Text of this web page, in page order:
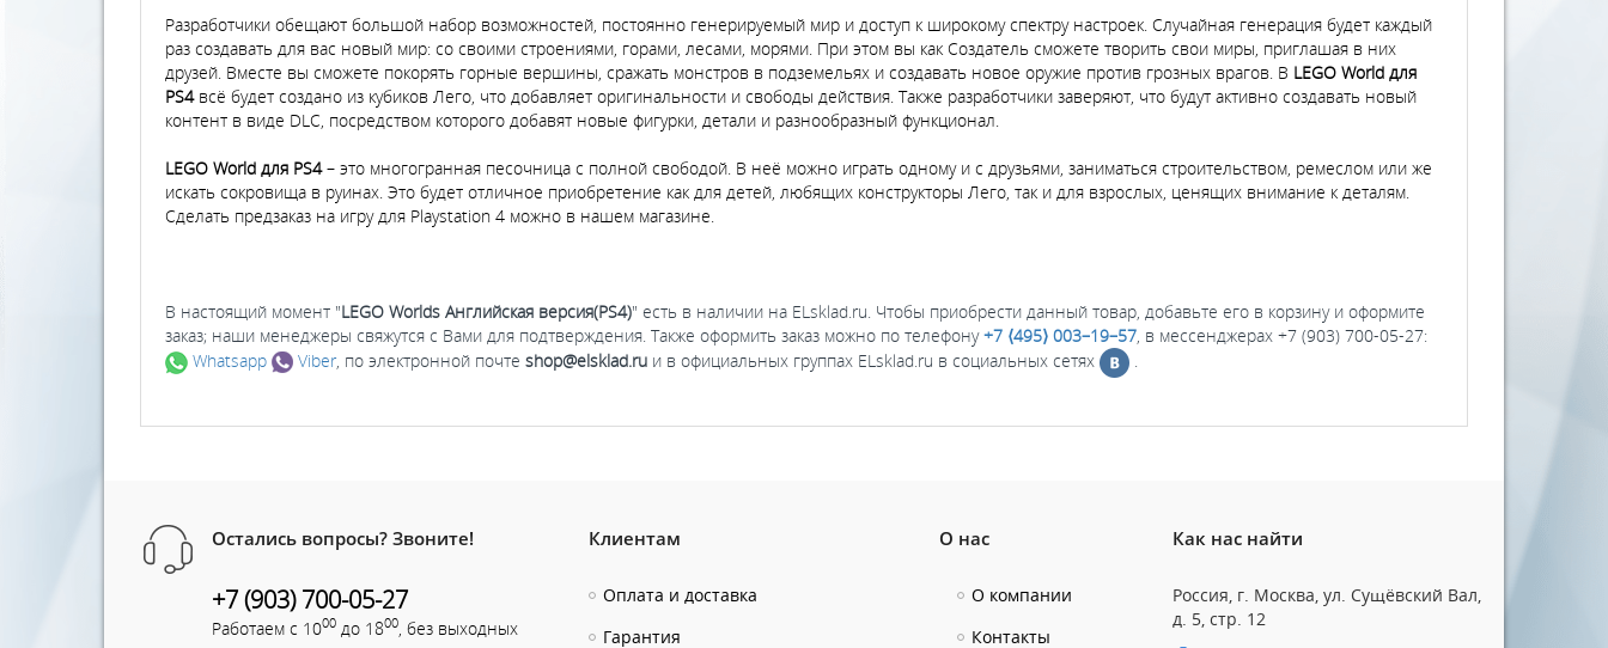
Разработчики обещают большой набор возможностей, постоянно генерируемый мир и доступ к широкому спектру настроек. Случайная генерация будет каждый
раз создавать для вас новый мир: со своими строениями, горами, лесами, морями. При этом вы как Создатель сможете творить свои миры, приглашая в них
друзей. Вместе вы сможете покорять горные вершины, сражать монстров в подземельях и создавать новое оружие против грозных врагов. В LEGO World для
PS4всё будет создано из кубиков Лего, что добавляет оригинальности и свободы действия. Также разработчики заверяют, что будут активно создавать новый
контент в виде DLC, посредством которого добавят новые фигурки, детали и разнообразный функционал.
LEGO World для PS4– это многогранная песочница с полной свободой. В неё можно играть одному и с друзьями, заниматься строительством, ремеслом или же
искать сокровища в руинах. Это будет отличное приобретение как для детей, любящих конструкторы Лего, так и для взрослых, ценящих внимание к деталям.
Сделать предзаказ на игру для Playstation 4 можно в нашем магазине.
В настоящий момент "LEGO Worlds Английская версия(PS4)" есть в наличии на ELsklad.ru. Чтобы приобрести данный товар, добавьте его в корзину и оформите
заказ; наши менеджеры свяжутся с Вами для подтверждения. Также оформить заказ можно по телефону+7 ⟨495⟩ 003–19–57 , в мессенджерах +7 (903) 700-05-27:
Whatsapp
Viber, по электронной почте shop@elsklad.ru и в официальных группах ELsklad.ru в социальных сетях .
Остались вопросы? Звоните!
+7 (903) 700-05-27
Работаем с 1000 до 1800 , без выходных
Клиентам
Оплата и доставка
Гарантия
О нас
О компании
Контакты
Как нас найти
Россия, г. Москва, ул. Сущёвский Вал,
д. 5, стр. 12